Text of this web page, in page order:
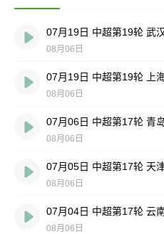
07月19日 中超第19轮 武
08月06日
07月19日 中超第19轮 上
08月06日
07月06日 中超第17轮 青
08月06日
07月05日 中超第17轮 天
08月06日
07月04日 中超第17轮 云
08月06日